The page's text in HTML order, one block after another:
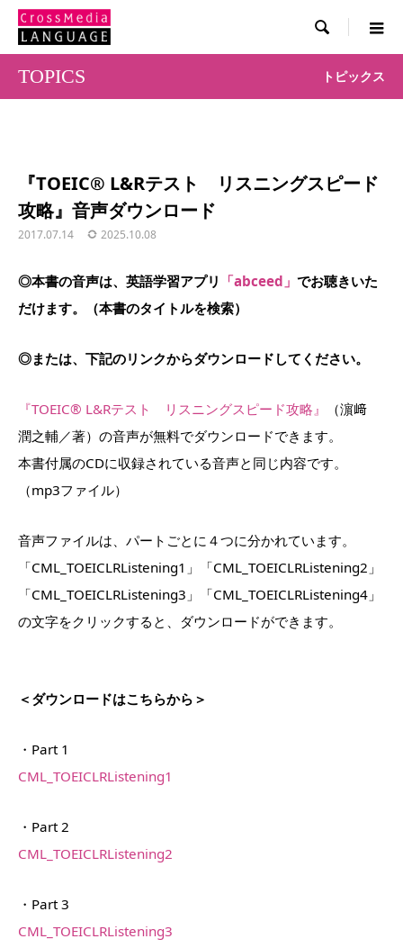

TOPICS トピックス
『TOEIC® L&Rテスト リスニングスピード
攻略』音声ダウンロード
2017.07.14 2025.10.08
◎本書の音声は、英語学習アプリ 「abceed」 でお聴きいた
だけます。（本書のタイトルを検索）
◎または、下記のリンクからダウンロードしてください。
『TOEIC® L&Rテスト リスニングスピード攻略』
（濵﨑
潤之輔／著）の音声が無料でダウンロードできます。
本書付属のCDに収録されている音声と同じ内容です。
（mp3ファイル）
音声ファイルは、パートごとに４つに分かれています。
「CML_TOEICLRListening1」「CML_TOEICLRListening2」
「CML_TOEICLRListening3」「CML_TOEICLRListening4」
の文字をクリックすると、ダウンロードができます。
＜ダウンロードはこちらから＞
・Part 1
CML_TOEICLRListening1
・Part 2
CML_TOEICLRListening2
・Part 3
CML_TOEICLRListening3